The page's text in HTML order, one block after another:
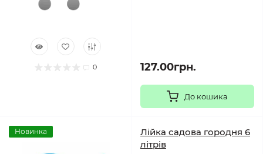
0 127.00грн.
До кошика
Новинка
Лійка садова городня 6
літрів